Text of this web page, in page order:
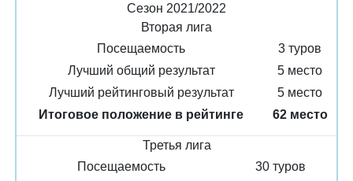
Сезон 2021/2022
Вторая лига
Посещаемость
3 туров
Лучший общий результат
5 место
Лучший рейтинговый результат
5 место
Итоговое положение в рейтинге
62 место
Третья лига
Посещаемость
30 туров